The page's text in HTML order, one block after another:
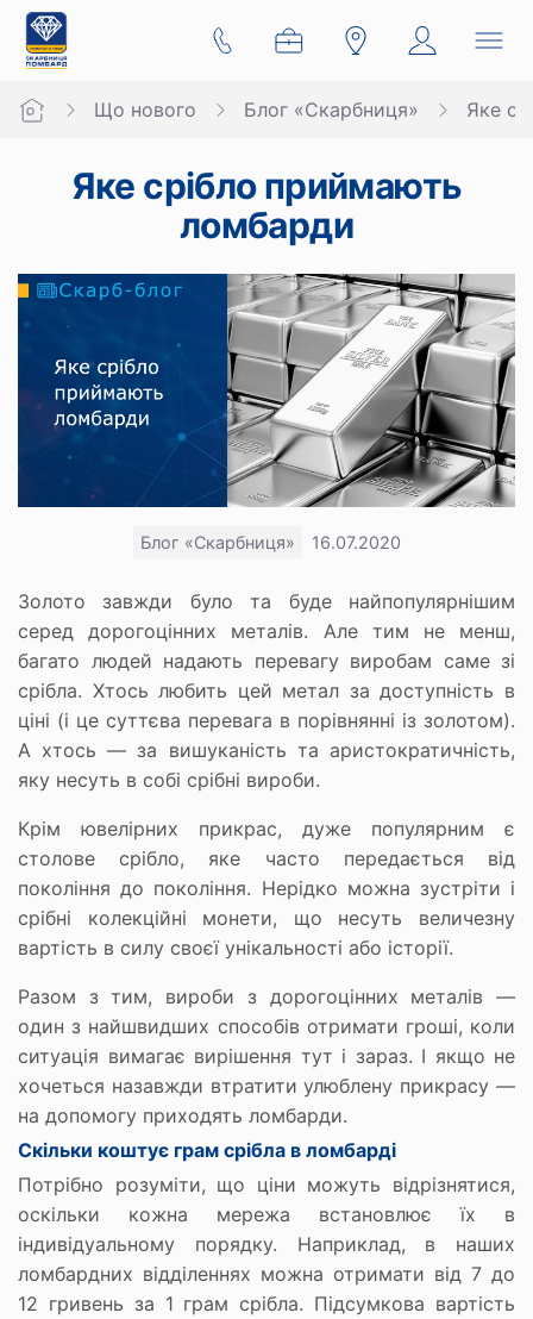
Що нового Блог «Скарбниця» Яке
Яке срібло приймають
ломбарди
Блог «Скарбниця» 16.07.2020
Золото завжди було та буде найпопулярнішим
серед дорогоцінних металів. Але тим не менш,
багато людей надають перевагу виробам саме зі
срібла. Хтось любить цей метал за доступність в
ціні (і це суттєва перевага в порівнянні із золотом).
А хтось — за вишуканість та аристократичність,
яку несуть в собі срібні вироби.
Крім ювелірних прикрас, дуже популярним є
столове срібло, яке часто передається від
покоління до покоління. Нерідко можна зустріти і
срібні колекційні монети, що несуть величезну
вартість в силу своєї унікальності або історії.
Разом з тим, вироби з дорогоцінних металів —
один з найшвидших способів отримати гроші, коли
ситуація вимагає вирішення тут і зараз. І якщо не
хочеться назавжди втратити улюблену прикрасу —
на допомогу приходять ломбарди.
Скільки коштує грам срібла в ломбарді
Потрібно розуміти, що ціни можуть відрізнятися,
оскільки кожна мережа встановлює їх в
індивідуальному порядку. Наприклад, в наших
ломбардних відділеннях можна отримати від 7 до
12 гривень за 1 грам срібла. Підсумкова вартість